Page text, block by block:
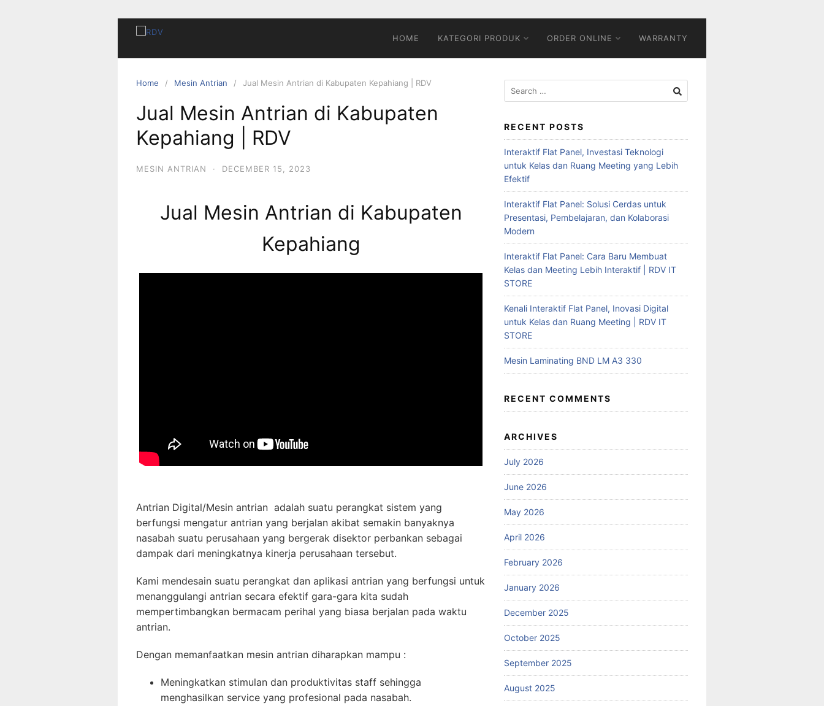
HOME KATEGORI PRODUK ORDER ONLINE WARRANTY
Home Mesin Antrian Jual Mesin Antrian di Kabupaten Kepahiang | RDV
Jual Mesin Antrian di Kabupaten
Kepahiang | RDV
MESIN ANTRIAN · DECEMBER 15, 2023
Jual Mesin Antrian di Kabupaten
Kepahiang
Antrian Digital/Mesin antrian adalah suatu perangkat sistem yang
berfungsi mengatur antrian yang berjalan akibat semakin banyaknya
nasabah suatu perusahaan yang bergerak disektor perbankan sebagai
dampak dari meningkatnya kinerja perusahaan tersebut.
Kami mendesain suatu perangkat dan aplikasi antrian yang berfungsi untuk
menanggulangi antrian secara efektif gara-gara kita sudah
mempertimbangkan bermacam perihal yang biasa berjalan pada waktu
antrian.
Dengan memanfaatkan mesin antrian diharapkan mampu :
Meningkatkan stimulan dan produktivitas staff sehingga
menghasilkan service yang profesional pada nasabah.
RECENT POSTS
Interaktif Flat Panel, Investasi Teknologi
untuk Kelas dan Ruang Meeting yang Lebih
Efektif
Interaktif Flat Panel: Solusi Cerdas untuk
Presentasi, Pembelajaran, dan Kolaborasi
Modern
Interaktif Flat Panel: Cara Baru Membuat
Kelas dan Meeting Lebih Interaktif | RDV IT
STORE
Kenali Interaktif Flat Panel, Inovasi Digital
untuk Kelas dan Ruang Meeting | RDV IT
STORE
Mesin Laminating BND LM A3 330
RECENT COMMENTS
ARCHIVES
July 2026
June 2026
May 2026
April 2026
February 2026
January 2026
December 2025
October 2025
September 2025
August 2025